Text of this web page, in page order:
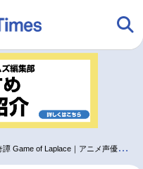
アニメ
Laplace｜アニメ声優・キャラクター・登場人物・動画配信情報・2015夏アニメ最新情報一覧